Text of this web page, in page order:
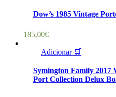
Dow’s 1985 Vintage
185,00€
Adicionar 🛒
Symington Family 2017
Port Collection Delux